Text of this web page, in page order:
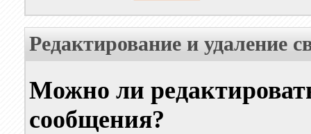
Редактирование и удаление
Можно ли
сообщения?